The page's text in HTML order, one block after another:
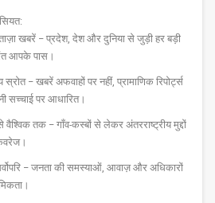
खबरें – प्रदेश, देश और दुनिया से जुड़ी हर बड़ी
आपके पास।
स्रोत – खबरें अफवाहों पर नहीं, प्रामाणिक रिपोर्ट्स
सच्चाई पर आधारित।
वैश्विक तक – गाँव-कस्बों से लेकर अंतरराष्ट्रीय मुद्दों
– जनता की समस्याओं, आवाज़ और अधिकारों